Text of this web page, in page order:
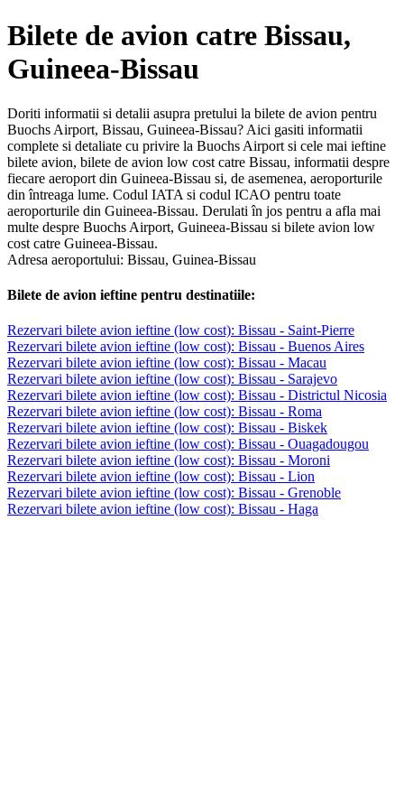
Bilete de avion catre Bissau,
Guineea-Bissau
Doriti informatii si detalii asupra pretului la bilete de avion pentru
Buochs Airport, Bissau, Guineea-Bissau? Aici gasiti informatii
complete si detaliate cu privire la Buochs Airport si cele mai ieftine
bilete avion, bilete de avion low cost catre Bissau, informatii despre
fiecare aeroport din Guineea-Bissau si, de asemenea, aeroporturile
din întreaga lume. Codul IATA si codul ICAO pentru toate
aeroporturile din Guineea-Bissau. Derulati în jos pentru a afla mai
multe despre Buochs Airport, Guineea-Bissau si bilete avion low
cost catre Guineea-Bissau.
Adresa aeroportului: Bissau, Guinea-Bissau
Bilete de avion ieftine pentru destinatiile:
Rezervari bilete avion ieftine (low cost): Bissau - Saint-Pierre
Rezervari bilete avion ieftine (low cost): Bissau - Buenos Aires
Rezervari bilete avion ieftine (low cost): Bissau - Macau
Rezervari bilete avion ieftine (low cost): Bissau - Sarajevo
Rezervari bilete avion ieftine (low cost): Bissau - Districtul Nicosia
Rezervari bilete avion ieftine (low cost): Bissau - Roma
Rezervari bilete avion ieftine (low cost): Bissau - Biskek
Rezervari bilete avion ieftine (low cost): Bissau - Ouagadougou
Rezervari bilete avion ieftine (low cost): Bissau - Moroni
Rezervari bilete avion ieftine (low cost): Bissau - Lion
Rezervari bilete avion ieftine (low cost): Bissau - Grenoble
Rezervari bilete avion ieftine (low cost): Bissau - Haga